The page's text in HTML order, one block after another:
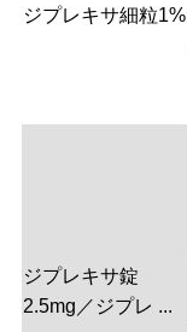
ジプレキサ細粒1%
ジプレキサ錠
2.5mg／ジプレ ...